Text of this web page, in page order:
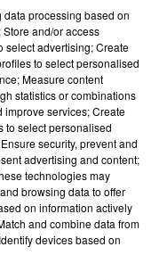
la tournée des
dispo ici
(lien dans la bio)
(digitick,
?!!! #MrSal
Monsieur Sal �ܠ️(@niska_officiel) le
prochains
plus loin dans le
processing based on
and/or access
select advertising; Create
to select personalised
Measure content
statistics or combinations
improve services; Create
to select personalised
security, prevent and
advertising and content;
technologies may
browsing data to offer
on information actively
and combine data from
devices based on